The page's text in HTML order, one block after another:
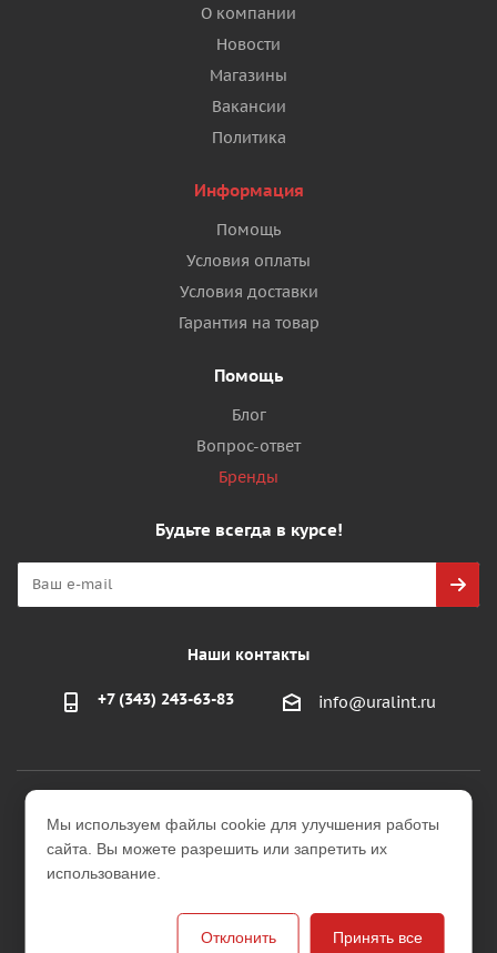
О компании
Новости
Магазины
Вакансии
Политика
Информация
Помощь
Условия оплаты
Условия доставки
Гарантия на товар
Помощь
Блог
Вопрос-ответ
Бренды
Будьте всегда в курсе!
Наши контакты
+7 (343) 243-63-83 info@uralint.ru
2026 © ООО "УралИнтерьер"
Интернет-магазин строительных и отделочных
Версия для печати
Мы используем файлы cookie для улучшения работы
сайта. Вы можете разрешить или запретить их
использование.
Отклонить Принять все